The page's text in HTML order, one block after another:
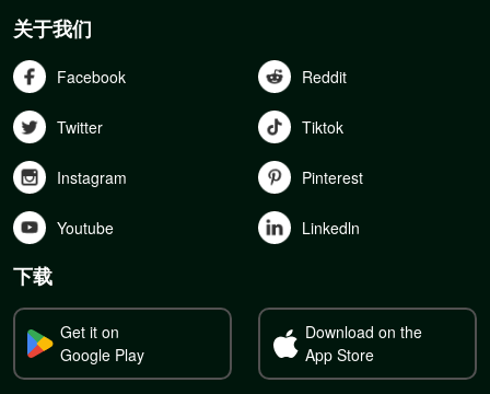
关于我们
Facebook Reddit
Twitter Tiktok
Instagram Pinterest
Youtube Linkedln
下载
Get it on
Google Play
Download on the
App Store